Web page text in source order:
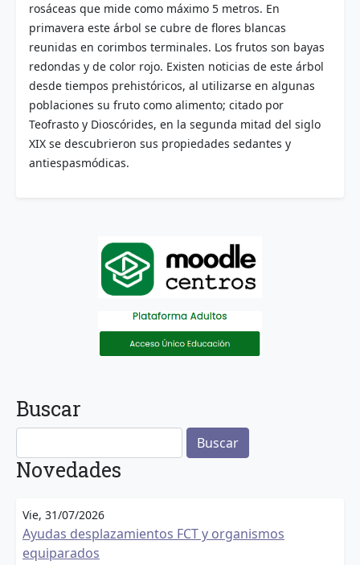
rosáceas que mide como máximo 5 metros. En
primavera este árbol se cubre de flores blancas
reunidas en corimbos terminales. Los frutos son bayas
redondas y de color rojo. Existen noticias de este árbol
desde tiempos prehistóricos, al utilizarse en algunas
poblaciones su fruto como alimento; citado por
Teofrasto y Dioscórides, en la segunda mitad del siglo
XIX se descubrieron sus propiedades sedantes y
antiespasmódicas.
Buscar
Buscar
Novedades
Vie, 31/07/2026
Ayudas desplazamientos FCT y organismos
equiparados